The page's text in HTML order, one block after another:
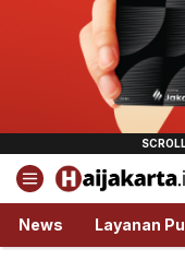
Haijakarta.id
Semua Tentang
News Layanan